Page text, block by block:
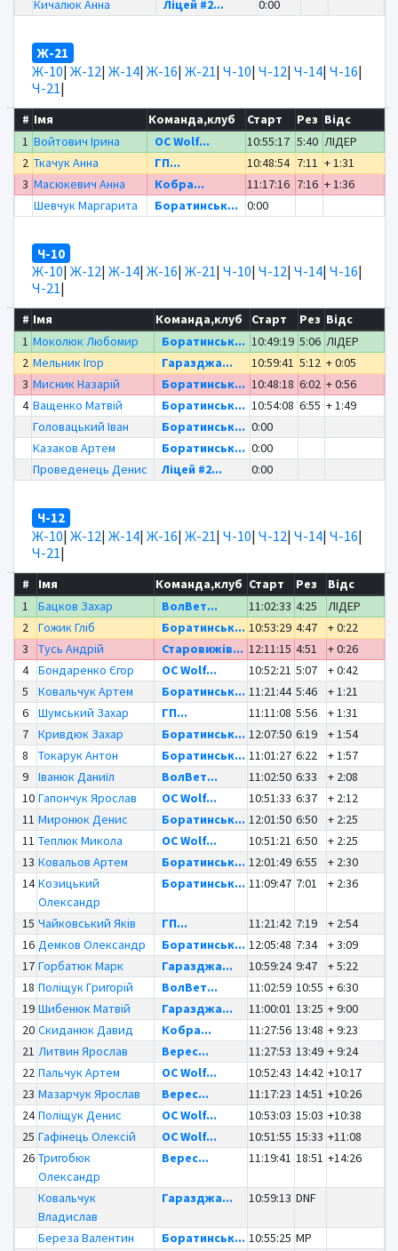
Кичалюк Анна Ліцей #2... 0:00
Ж-21
Ж-10| Ж-12| Ж-14| Ж-16| Ж-21| Ч-10| Ч-12| Ч-14| Ч-16|
Ч-21|
# Імя Команда,клуб Старт Рез Відс
1 Войтович Ірина OC Wolf... 10:55:17 5:40 ЛІДЕР
2 Ткачук Анна ГП... 10:48:54 7:11 + 1:31
3 Масюкевич Анна Кобра... 11:17:16 7:16 + 1:36
Шевчук Маргарита
Боратинськ... 0:00
Ч-10
Ж-10| Ж-12| Ж-14| Ж-16| Ж-21| Ч-10| Ч-12| Ч-14| Ч-16|
Ч-21|
# Імя Команда,клуб Старт Рез Відс
1 Моколюк Любомир Боратинськ... 10:49:19 5:06 ЛІДЕР
2 Мельник Ігор Гаразджа... 10:59:41 5:12 + 0:05
3 Мисник Назарій Боратинськ... 10:48:18 6:02 + 0:56
4 Ващенко Матвій Боратинськ... 10:54:08 6:55 + 1:49
Головацький Іван
Боратинськ... 0:00
Казаков Артем
Боратинськ... 0:00
Проведенець Денис
Ліцей #2... 0:00
Ч-12
Ж-10| Ж-12| Ж-14| Ж-16| Ж-21| Ч-10| Ч-12| Ч-14| Ч-16|
Ч-21|
# Імя Команда,клуб Старт Рез
Відс
1
Бацков Захар ВолВет... 11:02:33 4:25
ЛІДЕР
2
Гожик Гліб Боратинськ... 10:53:29 4:47
+ 0:22
3
Тусь Андрій Старовижів... 12:11:15 4:51
+ 0:26
4
Бондаренко Єгор OC Wolf... 10:52:21 5:07
+ 0:42
5
Ковальчук Артем Боратинськ... 11:21:44 5:46
+ 1:21
6
Шумський Захар ГП... 11:11:08 5:56
+ 1:31
7
Кривдюк Захар Боратинськ... 12:07:50 6:19
+ 1:54
8
Токарук Антон Боратинськ... 11:01:27 6:22
+ 1:57
9
Іванюк Даниїл ВолВет... 11:02:50 6:33
+ 2:08
10 Гапончук Ярослав OC Wolf... 10:51:33 6:37
+ 2:12
11 Миронюк Денис Боратинськ... 12:01:50 6:50
+ 2:25
11 Теплюк Микола OC Wolf... 10:51:21 6:50
+ 2:25
13 Ковальов Артем Боратинськ... 12:01:49 6:55
+ 2:30
14 Козицький
Олександр
Боратинськ... 11:09:47 7:01 + 2:36
15 Чайковський Яків ГП... 11:21:42 7:19
+ 2:54
16 Демков Олександр Боратинськ... 12:05:48 7:34
+ 3:09
17 Горбатюк Марк Гаразджа... 10:59:24 9:47
+ 5:22
18 Поліщук Григорій ВолВет... 11:02:59 10:55 + 6:30
19 Шибенюк Матвій Гаразджа... 11:00:01 13:25 + 9:00
20 Скиданюк Давид Кобра... 11:27:56 13:48 + 9:23
21 Литвин Ярослав Верес... 11:27:53 13:49 + 9:24
22 Пальчук Артем OC Wolf... 10:52:43 14:42 +10:17
23 Мазарчук Ярослав Верес... 11:17:23 14:51 +10:26
24 Поліщук Денис OC Wolf... 10:53:03 15:03 +10:38
25 Гафінець Олексій OC Wolf... 10:51:55 15:33 +11:08
26 Тригобюк
Олександр
Верес... 11:19:41 18:51 +14:26
Ковальчук
Владислав
Гаразджа... 10:59:13 DNF
Береза Валентин Боратинськ... 10:55:25 MP